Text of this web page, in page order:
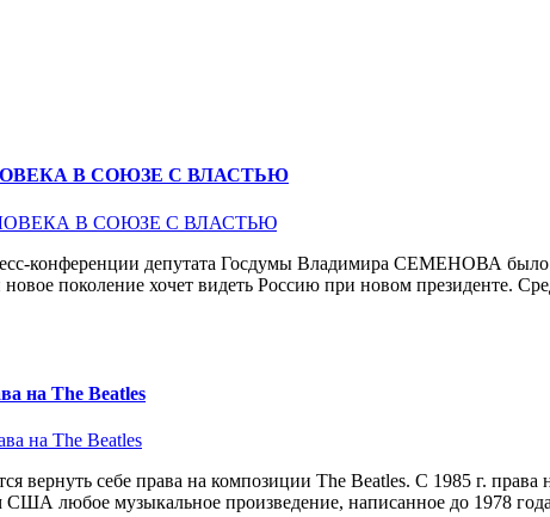
В СОЮЗЕ С ВЛАСТЬЮ
конференции депутата Госдумы Владимира СЕМЕНОВА было
поколение хочет видеть Россию при новом президенте.
на The Beatles
вернуть себе права на композиции The Beatles. С 1985 г.
США любое музыкальное произведение, написанное до 1978